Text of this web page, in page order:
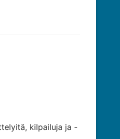
kilpailuja ja -